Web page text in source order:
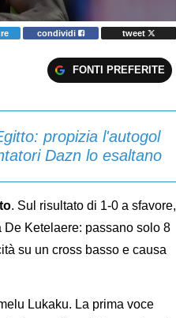
condividi tweet
FONTI PREFERITE
propizia l'autogol
Dazn lo esaltano
. Sul risultato di 1-0 a sfavore,
De Ketelaere: passano solo 8
su un cross basso e causa
Lukaku. La prima voce